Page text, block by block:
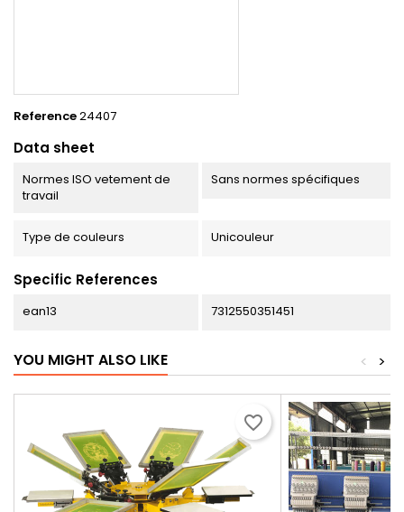
Reference24407
Data sheet
Normes ISO vetement de
travail
Sans normes spécifiques
Type de couleurs Unicouleur
Specific References
ean13 7312550351451
YOU MIGHT ALSO LIKE >
<
favorite_border